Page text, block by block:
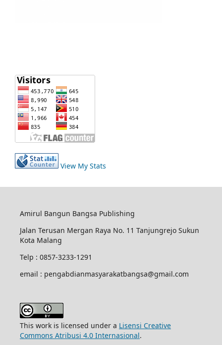
View My Stats
Amirul Bangun Bangsa Publishing
Jalan Terusan Mergan Raya No. 11 Tanjungrejo Sukun
Kota Malang
Telp : 0857-3233-1291
email : pengabdianmasyarakatbangsa@gmail.com
This work is licensed under a Lisensi Creative
Commons Atribusi 4.0 Internasional.